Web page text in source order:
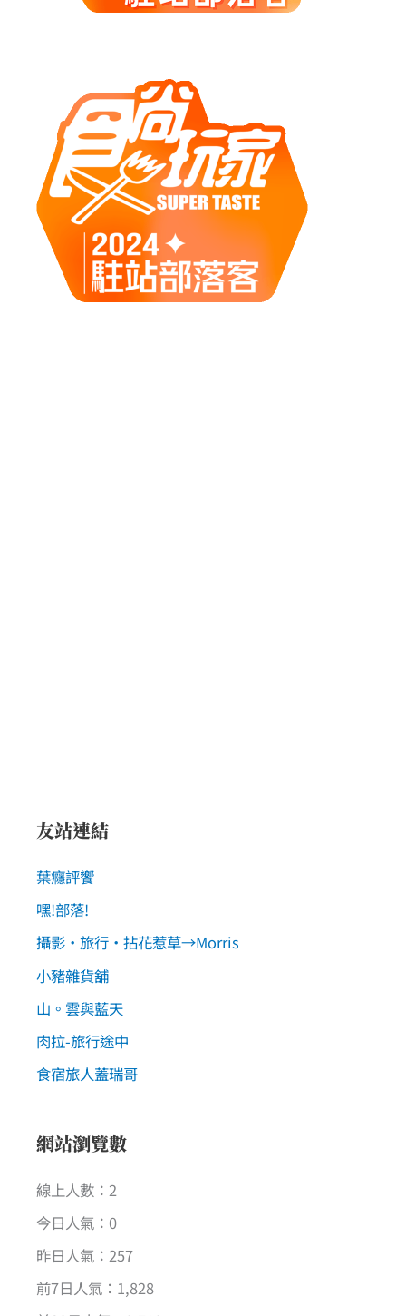
友站連結
葉癮評饗
嘿!部落!
攝影‧旅行‧拈花惹草→Morris
小豬雜貨舖
山。雲與藍天
肉拉-旅行途中
食宿旅人蓋瑞哥
網站瀏覽數
線上人數：2
今日人氣：0
昨日人氣：257
前7日人氣：1,828